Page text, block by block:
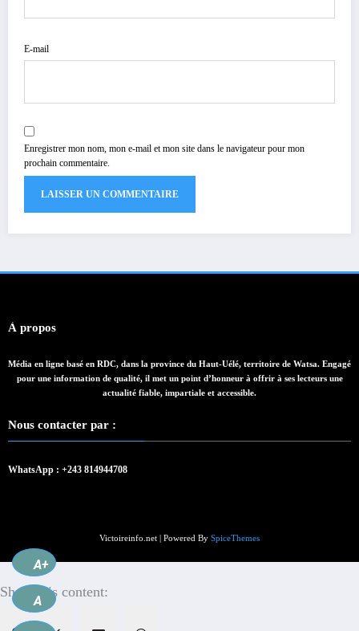
E-mail
Enregistrer mon nom, mon e-mail et mon site dans le navigateur pour mon
prochain commentaire.
À propos
Média en ligne basé en RDC, dans la province du Haut-Uélé, territoire de Watsa. Engagé
pour une information de qualité, il met un point d’honneur à offrir à ses lecteurs une
actualité fiable, impartiale et accessible.
Nous contacter par :
WhatsApp : +243 814944708
Victoireinfo.net | Powered By SpiceThemes
A+
A
Share this content: